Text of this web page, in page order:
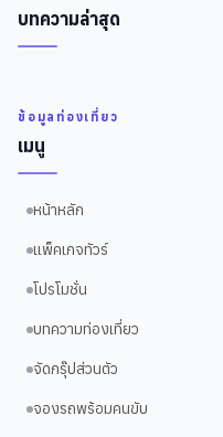
บทความล่าสุด
ข้อมูลท่องเที่ยว
เมนู
หน้าหลัก
แพ็คเกจทัวร์
โปรโมชั่น
บทความท่องเที่ยว
จัดกรุ๊ปส่วนตัว
จองรถพร้อมคนขับ